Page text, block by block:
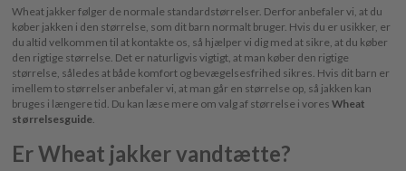
Wheat jakker følger de normale standardstørrelser. Derfor anbefaler vi, at du
køber jakken i den størrelse, som dit barn normalt bruger. Hvis du er usikker, er
du altid velkommen til at kontakte os, så hjælper vi dig med at sikre, at du køber
den rigtige størrelse. Det er naturligvis vigtigt, at man køber den rigtige
størrelse, således at både komfort og bevægelsesfrihed sikres. Hvis dit barn er
imellem to størrelser anbefaler vi, at man går en størrelse op, så jakken kan
bruges i længere tid. Du kan læse mere om valg af størrelse i vores Wheat
størrelsesguide.
Er Wheat jakker vandtætte?